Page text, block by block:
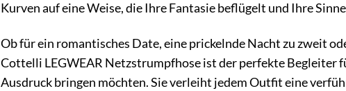
Kurven auf eine Weise, die Ihre Fantasie beflügelt und Ihre
Ob für ein romantisches Date, eine prickelnde Nacht zu zweit
Cottelli LEGWEAR Netzstrumpfhose ist der perfekte Begleiter
Ausdruck bringen möchten. Sie verleiht jedem Outfit eine